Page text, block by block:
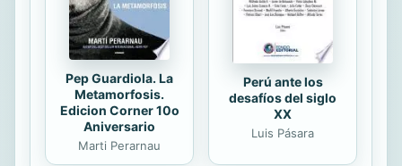
Pep Guardiola. La
Metamorfosis.
Edicion Corner 10o
Aniversario
Marti Perarnau
Perú ante los
desafíos del siglo
XX
Luis Pásara